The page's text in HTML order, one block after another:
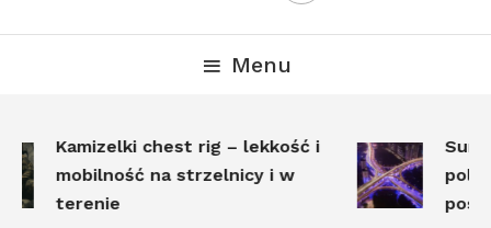
Menu
Kamizelki chest rig – lekkość i
mobilność na strzelnicy i w
terenie